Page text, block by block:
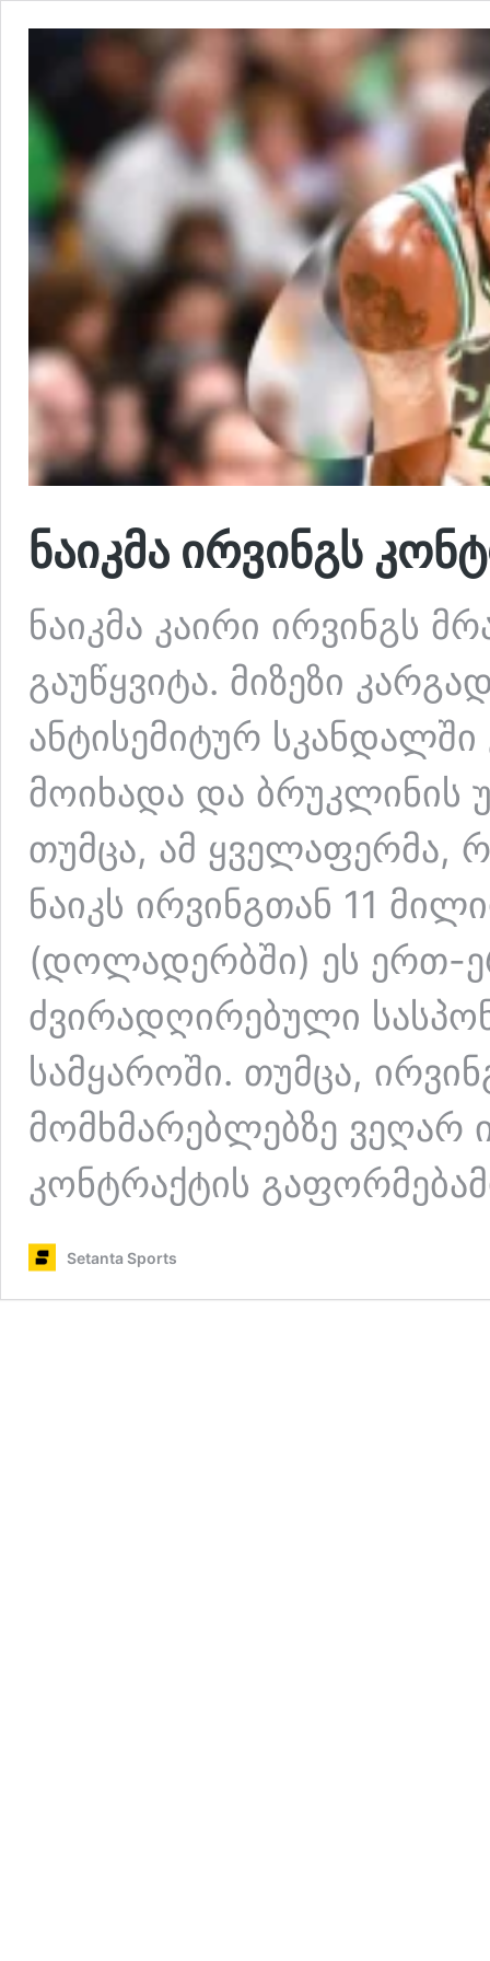
ნაიკმა ირვინგს
ნაიკმა კაირი ირვინგს
გაუწყვიტა. მიზეზი
ანტისემიტურ სკანდალში
მოიხადა და ბრუკლინის
თუმცა, ამ ყველაფერმა,
ნაიკს ირვინგთან 11
(დოლადერბში) ეს ერთ-
ძვირადღირებული
სამყაროში. თუმცა,
მომხმარებლებზე ვეღარ
კონტრაქტის
Setanta Sports